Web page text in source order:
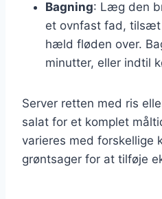
Bagning: Læg den
et ovnfast fad, tilsæt
hæld fløden over.
minutter, eller indtil
Server retten med ris
salat for et komplet
varieres med forskellige
grøntsager for at tilføje